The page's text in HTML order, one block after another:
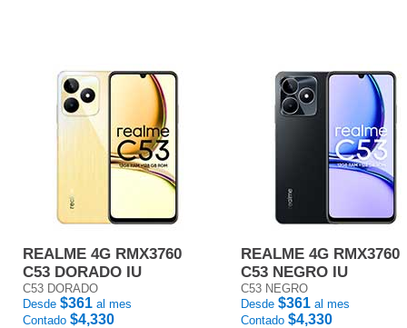
REALME 4G RMX3760
C53 DORADO IU
C53 DORADO
Desde $361 al mes
Contado $4,330
REALME 4G RMX3760
C53 NEGRO IU
C53 NEGRO
Desde $361 al mes
Contado $4,330